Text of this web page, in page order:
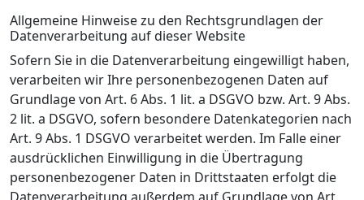
Allgemeine Hinweise zu den Rechtsgrundlagen der
Datenverarbeitung auf dieser Website
Sofern Sie in die Datenverarbeitung eingewilligt haben,
verarbeiten wir Ihre personenbezogenen Daten auf
Grundlage von Art. 6 Abs. 1 lit. a DSGVO bzw. Art. 9 Abs.
2 lit. a DSGVO, sofern besondere Datenkategorien nach
Art. 9 Abs. 1 DSGVO verarbeitet werden. Im Falle einer
ausdrücklichen Einwilligung in die Übertragung
personenbezogener Daten in Drittstaaten erfolgt die